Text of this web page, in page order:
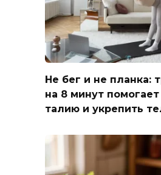
Не бег и не планка:
на 8 минут помогает
талию и укрепить